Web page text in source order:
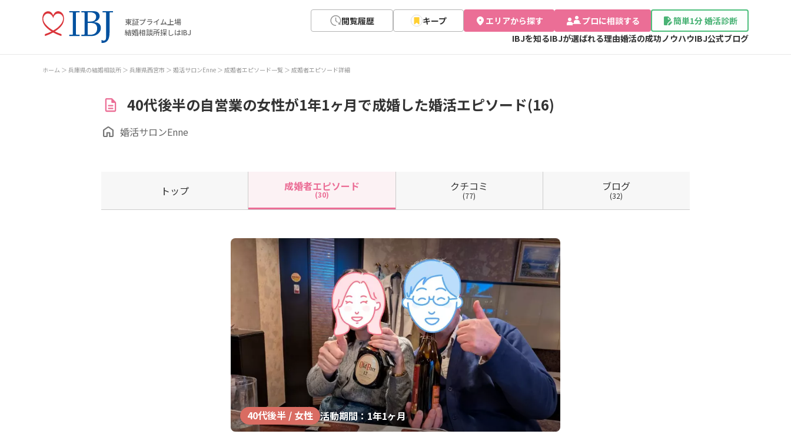
東証プライム上場
結婚相談所探しはIBJ
閲覧履歴 キープ エリアから探す プロに相談する
簡単1分 婚活診断
IBJを知るIBJが選ばれる理由婚活の成功ノウハウIBJ公式ブログ
ホーム 兵庫県の結婚相談所 兵庫県西宮市 婚活サロンEnne 成婚者エピソード一覧 成婚者エピソード詳細
40代後半の自営業の女性が1年1ヶ月で成婚した婚活エピソード(16)
婚活サロンEnne
トップ 成婚者エピソード
(30)
クチコミ
(77)
ブログ
(32)
40代後半 / 女性 活動期間：1年1ヶ月